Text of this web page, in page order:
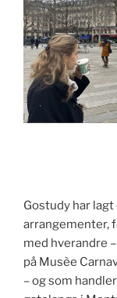
Gostudy har
arrangementer,
med hverandre
på Musèe
– og som